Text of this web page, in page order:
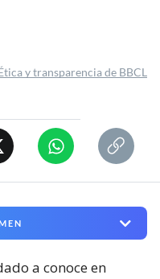
y transparencia de BBCL
a conoce en